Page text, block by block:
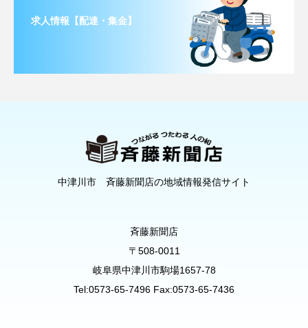
求人情報【配達・集金】
中津川市 斉藤新聞店の地域情報発信サイト
斉藤新聞店
〒508-0011
岐阜県中津川市駒場1657-78
Tel:0573-65-7496 Fax:0573-65-7436